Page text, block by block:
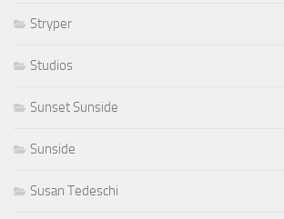
Stryper
Studios
Sunset Sunside
Sunside
Susan Tedeschi